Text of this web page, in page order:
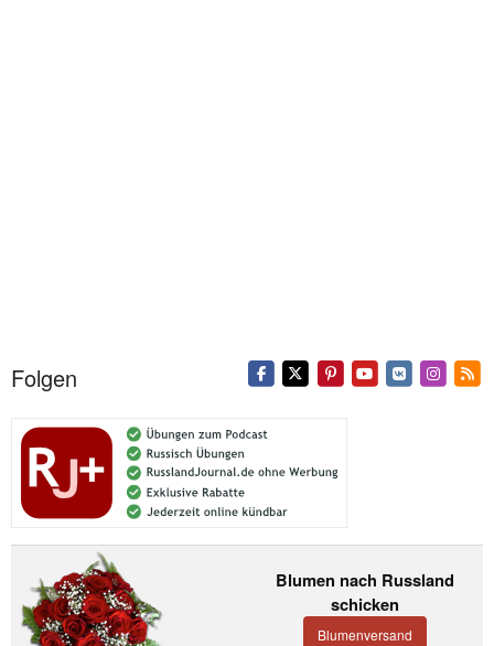
Folgen
Blumen nach Russland
schicken
Blumenversand